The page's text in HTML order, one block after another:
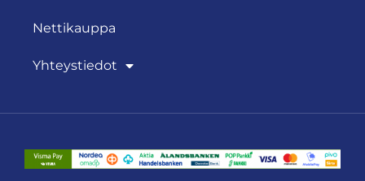
Nettikauppa
Yhteystiedot